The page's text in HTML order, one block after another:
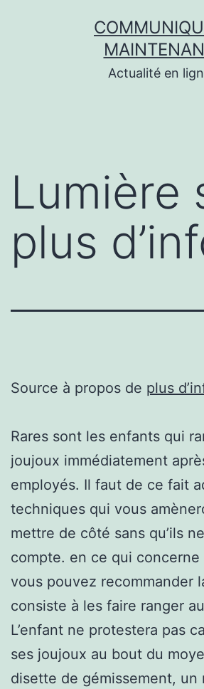
Actualité en
Lumière
plus
Source à propos de plus
Rares sont les enfants qui
joujoux immédiatement
employés. Il faut de ce fait
techniques qui vous
mettre de côté sans qu’ils
compte. en ce qui concerne
vous pouvez recommander
consiste à les faire ranger
L’enfant ne protestera pas
ses joujoux au bout du
disette de gémissement, un